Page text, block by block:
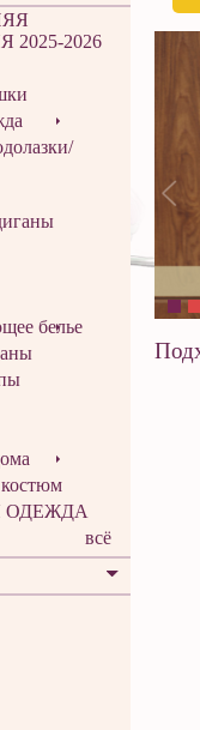
2026
белье
ОДЕЖДА
всё